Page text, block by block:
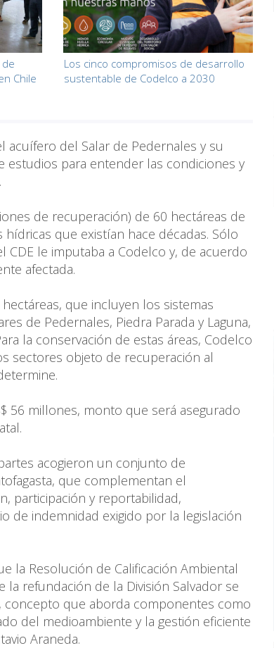
Chile
Los cinco compromisos de desarrollo
sustentable de Codelco a 2030
acuífero del Salar de Pedernales y su
estudios para entender las condiciones y
de recuperación) de 60 hectáreas de
que existían hace décadas. Sólo
le imputaba a Codelco y, de acuerdo
afectada.
que incluyen los sistemas
de Pedernales, Piedra Parada y Laguna,
la conservación de estas áreas, Codelco
sectores objeto de recuperación al
56 millones, monto que será asegurado
acogieron un conjunto de
que complementan el
participación y reportabilidad,
de indemnidad exigido por la legislación
la Resolución de Calificación Ambiental
refundación de la División Salvador se
concepto que aborda componentes como
del medioambiente y la gestión eficiente
Araneda.